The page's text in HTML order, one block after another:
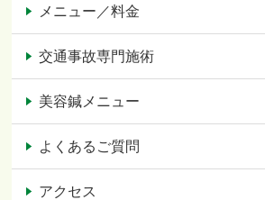
メニュー／料金
交通事故専門施術
美容鍼メニュー
よくあるご質問
アクセス